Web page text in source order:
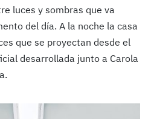
luces y sombras que va
del día. A la noche la casa
que se proyectan desde el
desarrollada junto a Carola